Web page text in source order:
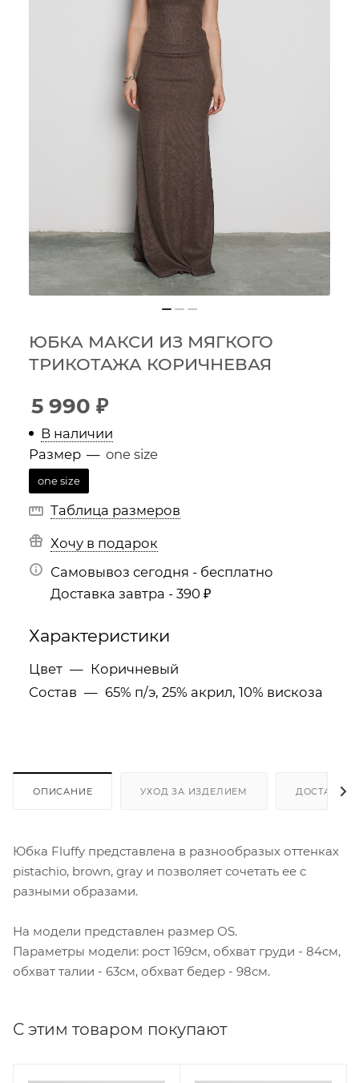
ЮБКА МАКСИ ИЗ МЯГКОГО
ТРИКОТАЖА КОРИЧНЕВАЯ
5 990 ₽
В наличии
Размер — one size
one size
Таблица размеров
Хочу в подарок
Самовывоз сегодня - бесплатно
Доставка завтра - 390 ₽
Характеристики
Цвет — Коричневый
Состав — 65% п/э, 25% акрил, 10% вискоза
ОПИСАНИЕ УХОД ЗА ИЗДЕЛИЕМ ДОСТАВКА
Юбка Fluffy представлена в разнообразых оттенках
pistachio, brown, gray и позволяет сочетать ее с
разными образами.
На модели представлен размер ОS.
Параметры модели: рост 169см, обхват груди - 84см,
обхват талии - 63см, обхват бедер - 98см.
С этим товаром покупают